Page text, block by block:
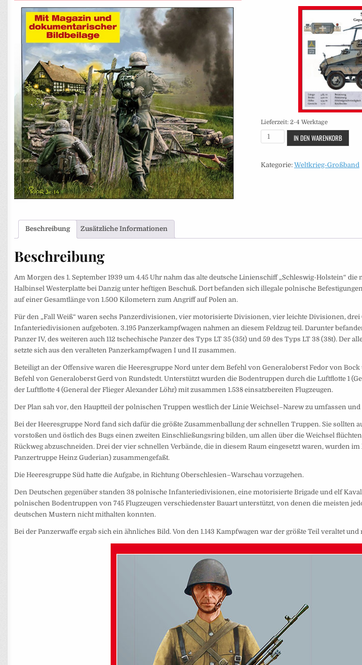
Lieferzeit: 2-4 Werktage
Großband
-
2
IN DEN WARENKORB
Kategorie: Weltkrieg-Großband
Beschreibung Zusätzliche Informationen
Beschreibung
Am Morgen des 1. September 1939 um 4.45 Uhr nahm das alte deutsche Linienschiff „Schleswig-Holstein“
Halbinsel Westerplatte bei Danzig unter heftigen Beschuß. Dort befanden sich illegale polnische
auf einer Gesamtlänge von 1.500 Kilometern zum Angriff auf Polen an.
Für den „Fall Weiß“ waren sechs Panzerdivisionen, vier motorisierte Divisionen, vier leichte Divisionen,
Infanteriedivisionen aufgeboten. 3.195 Panzerkampfwagen nahmen an diesem Feldzug teil. Darunter
Panzer IV, des weiteren auch 112 tschechische Panzer des Typs LT 35 (35t) und 59 des Typs LT 38 (38t). Der
setzte sich aus den veralteten Panzerkampfwagen I und II zusammen.
Beteiligt an der Offensive waren die Heeresgruppe Nord unter dem Befehl von Generaloberst Fedor von
Befehl von Generaloberst Gerd von Rundstedt. Unterstützt wurden die Bodentruppen durch die Luftflotte 1
der Luftflotte 4 (General der Flieger Alexander Löhr) mit zusammen 1.538 einsatzbereiten Flugzeugen.
Der Plan sah vor, den Hauptteil der polnischen Truppen westlich der Linie Weichsel–Narew zu umfassen
Bei der Heeresgruppe Nord fand sich dafür die größte Zusammenballung der schnellen Truppen. Sie sollten
vorstoßen und östlich des Bugs einen zweiten Einschließungsring bilden, um allen über die Weichsel
Rückweg abzuschneiden. Drei der vier schnellen Verbände, die in diesem Raum eingesetzt waren, wurden
Panzertruppe Heinz Guderian) zusammengefaßt.
Die Heeresgruppe Süd hatte die Aufgabe, in Richtung Oberschlesien–Warschau vorzugehen.
Den Deutschen gegenüber standen 38 polnische Infanteriedivisionen, eine motorisierte Brigade und elf
polnischen Bodentruppen von 745 Flugzeugen verschiedenster Bauart unterstützt, von denen die meisten
deutschen Mustern nicht mithalten konnten.
Bei der Panzerwaffe ergab sich ein ähnliches Bild. Von den 1.143 Kampfwagen war der größte Teil veraltet